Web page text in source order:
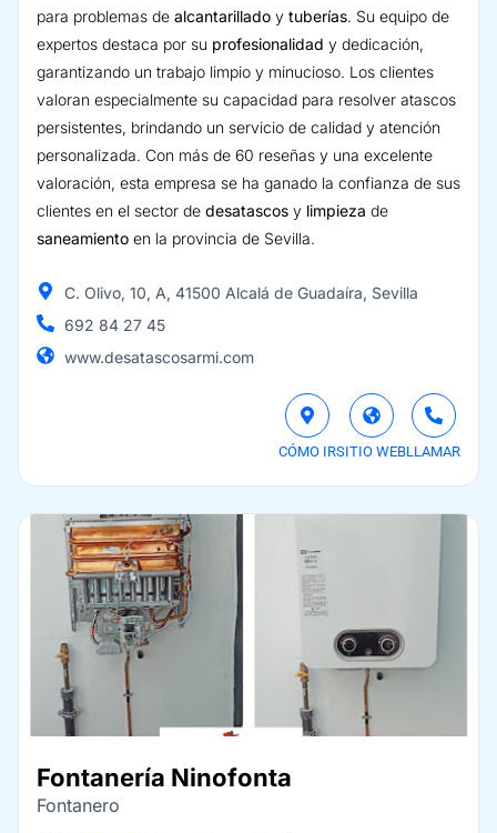
para problemas de alcantarillado y tuberías. Su equipo de
expertos destaca por su profesionalidad y dedicación,
garantizando un trabajo limpio y minucioso. Los clientes
valoran especialmente su capacidad para resolver atascos
persistentes, brindando un servicio de calidad y atención
personalizada. Con más de 60 reseñas y una excelente
valoración, esta empresa se ha ganado la confianza de sus
clientes en el sector de desatascos y limpieza de
saneamiento en la provincia de Sevilla.
C. Olivo, 10, A, 41500 Alcalá de Guadaíra, Sevilla
692 84 27 45
www.desatascosarmi.com
CÓMO IRSITIO WEBLLAMAR
Fontanería Ninofonta
Fontanero